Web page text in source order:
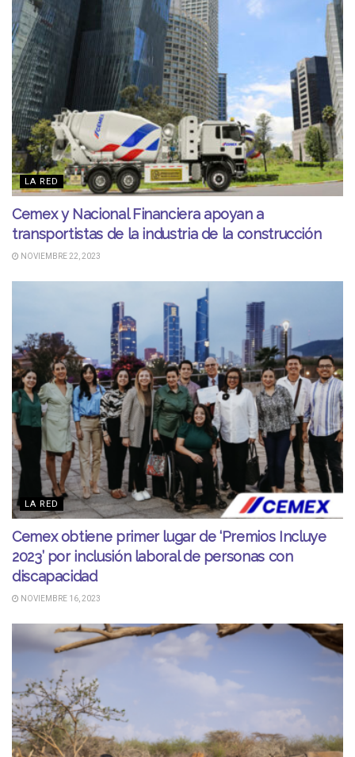
LA RED
Cemex y Nacional Financiera apoyan a
transportistas de la industria de la construcción
NOVIEMBRE 22, 2023
LA RED
Cemex obtiene primer lugar de ‘Premios Incluye
2023’ por inclusión laboral de personas con
discapacidad
NOVIEMBRE 16, 2023